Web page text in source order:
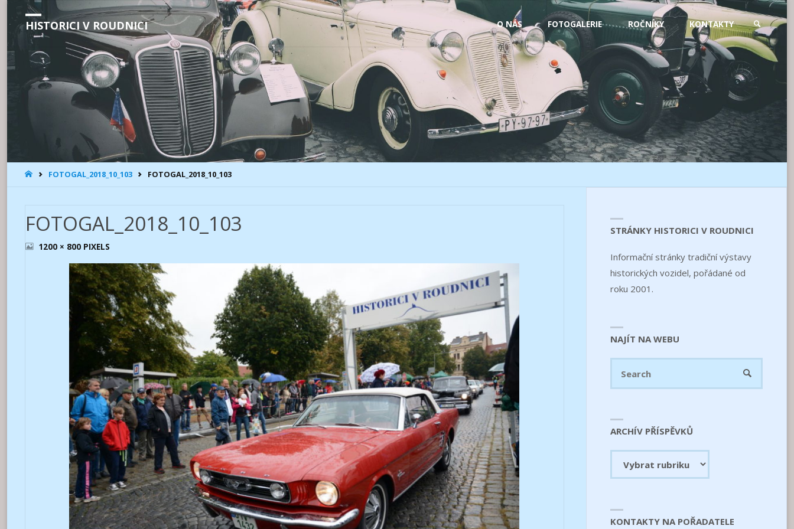
HISTORICI V ROUDNICI
to
content
O NÁS FOTOGALERIE ROČNÍKY KONTAKTY
SEARCH
HOMEFOTOGAL_2018_10_103 FOTOGAL_2018_10_103
FOTOGAL_2018_10_103
FULL1200 × 800 PIXELS
STRÁNKY HISTORICI V ROUDNICI
Informační stránky tradiční výstavy
historických vozidel, pořádané od
roku 2001.
NAJÍT NA WEBU
SEARCH
ARCHÍV PŘÍSPĚVKŮ
příspěvků
KONTAKTY NA POŘADATELE